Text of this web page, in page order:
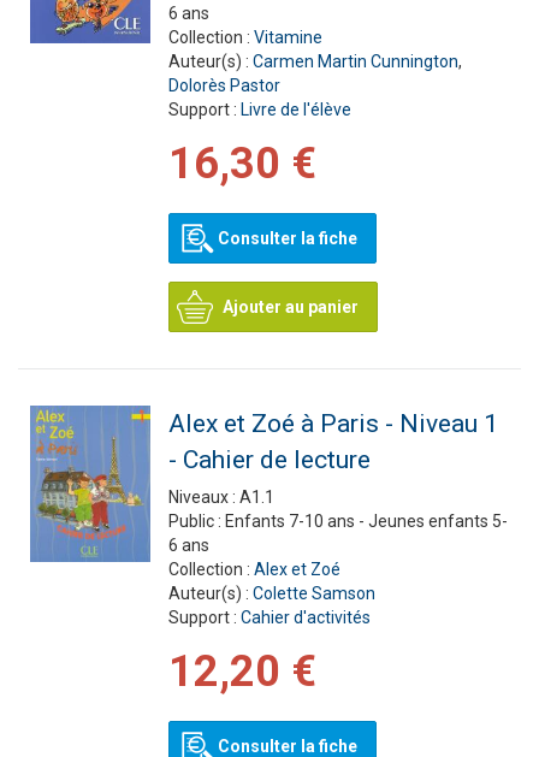
6 ans
Collection : Vitamine
Auteur(s) : Carmen Martin Cunnington,
Dolorès Pastor
Support : Livre de l'élève
16,30 €
Consulter la fiche
Ajouter au panier
Alex et Zoé à Paris - Niveau 1
- Cahier de lecture
Niveaux : A1.1
Public : Enfants 7-10 ans - Jeunes enfants 5-
6 ans
Collection : Alex et Zoé
Auteur(s) : Colette Samson
Support : Cahier d'activités
12,20 €
Consulter la fiche